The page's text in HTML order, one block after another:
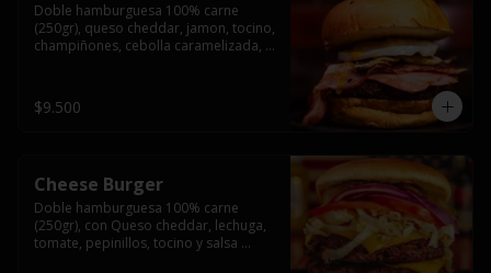
Doble hamburguesa 100% carne
(250gr), queso cheddar, jamon, tocino,
champiñones, cebolla caramelizada,
$9.500
Cheese Burger
Doble hamburguesa 100% carne
(250gr), con Queso cheddar, lechuga,
tomate, pepinillos, tocino y salsa